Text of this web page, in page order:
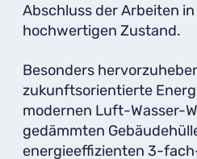
Abschluss der Arbeiten
hochwertigen Zustand.
Besonders
zukunftsorientierte
modernen Luft-Wasser-
gedämmten
energieeffizienten 3-